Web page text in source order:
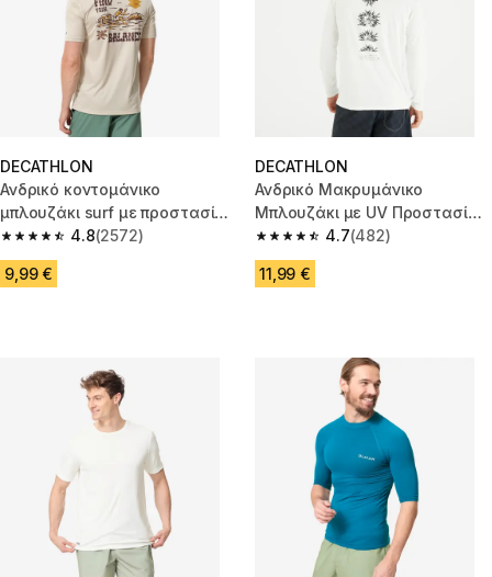
DECATHLON
Ανδρικό κοντομάνικο
μπλουζάκι surf με προστασία
UV - Μπεζ με στάμπα
4.8
4.8 out of 5 stars from 2572 reviews
(2572)
9,99 €
DECATHLON
Ανδρικό Μακρυμάνικο
Μπλουζάκι με UV Προστασία
UPF50+ για Surf - Λευκή
4.7
4.7 out of 5 stars from 482
(482)
11,99 €